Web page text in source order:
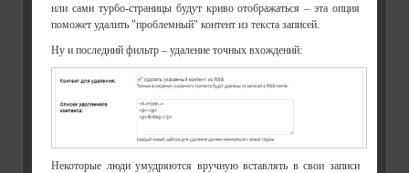
или сами турбо-страницы будут криво отображаться – эта опция
поможет удалить "проблемный" контент из текста записей.
Ну и последний фильтр – удаление точных вхождений:
Некоторые люди умудряются вручную вставлять в свои записи